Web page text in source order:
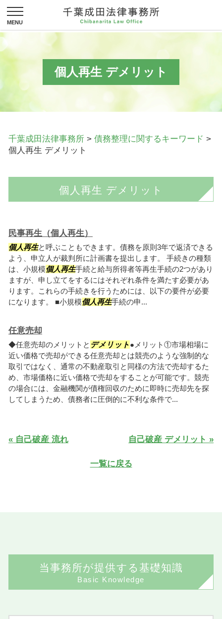
個人再生 デメリット
千葉成田法律事務所 > 債務整理に関するキーワード >
個人再生 デメリット
個人再生 デメリット
民事再生（個人再生）
個人再生と呼ぶこともできます。債務を原則3年で返済できる
よう、申立人が裁判所に計画書を提出します。 手続きの種類
は、小規模個人再生手続と給与所得者等再生手続の2つがあり
ますが、申し立てをするにはそれぞれ条件を満たす必要があ
ります。これらの手続きを行うためには、以下の要件が必要
になります。 ■小規模個人再生手続の申...
任意売却
◆任意売却のメリットと デメリット●メリット①市場相場に
近い価格で売却ができる任意売却とは競売のような強制的な
取引ではなく、通常の不動産取引と同様の方法で売却するた
め、市場価格に近い価格で売却をすることが可能です。競売
の場合には、金融機関が債権回収のために即時に売却先を探
してしまうため、債務者に圧倒的に不利な条件で...
« 自己破産 流れ 自己破産 デメリット »
一覧に戻る
当事務所が提供する基礎知識
Basic Knowledge